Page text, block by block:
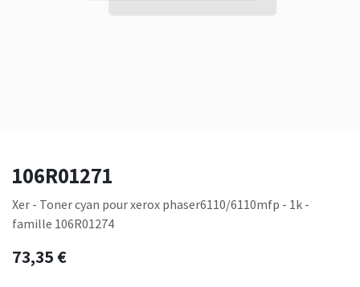
106R01271
Xer - Toner cyan pour xerox phaser6110/6110mfp - 1k -
famille 106R01274
73,35€